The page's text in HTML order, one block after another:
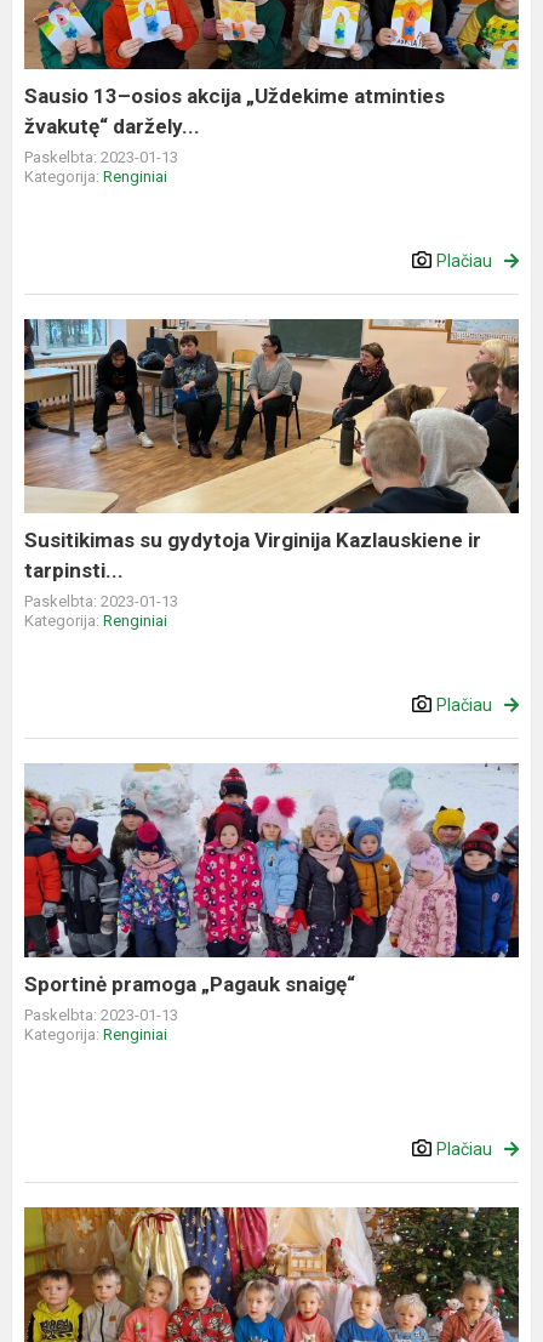
atminties
žvakutę“
daržely...
Sausio 13–osios akcija „Uždekime atminties
žvakutę“ daržely...
Paskelbta: 2023-01-13
Kategorija: Renginiai
Plačiau
Susitikimas
su
gydytoja
Virginija
Kazlauskiene
ir
tarpinsti...
Susitikimas su gydytoja Virginija Kazlauskiene ir
tarpinsti...
Paskelbta: 2023-01-13
Kategorija: Renginiai
Plačiau
pramoga
„Pagauk
snaigę“
Sportinė pramoga „Pagauk snaigę“
Paskelbta: 2023-01-13
Kategorija: Renginiai
Plačiau
Klovainių
darželio
vaikus
aplankė
trys